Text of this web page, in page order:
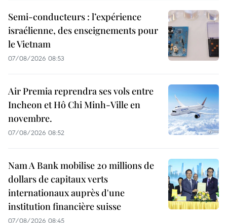
Semi-conducteurs : l’expérience
israélienne, des enseignements pour
le Vietnam
07/08/2026 08:53
Air Premia reprendra ses vols entre
Incheon et Hô Chi Minh-Ville en
novembre.
07/08/2026 08:52
Nam A Bank mobilise 20 millions de
dollars de capitaux verts
internationaux auprès d'une
institution financière suisse
07/08/2026 08:45